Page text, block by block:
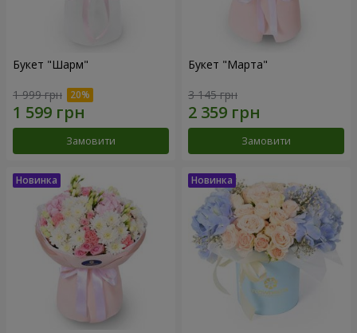
Букет "Шарм"
1 999 грн
Замовити
Букет "Марта"
3 145 грн
Замовити